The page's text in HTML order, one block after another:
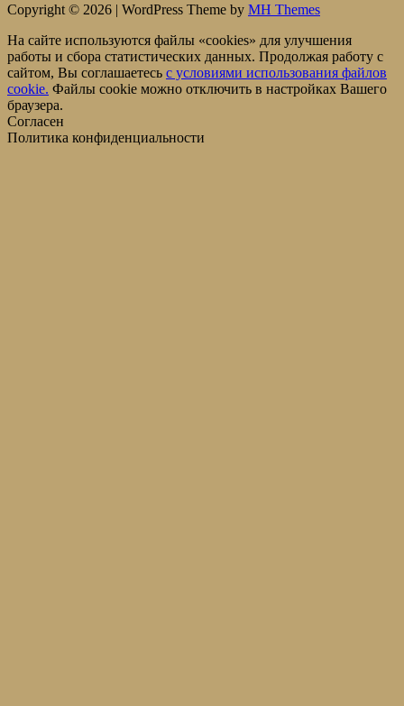
Copyright © 2026 | WordPress Theme by MH Themes
На сайте используются файлы «cookies» для улучшения
работы и сбора статистических данных. Продолжая работу с
сайтом, Вы соглашаетесь c условиями использования файлов
cookie. Файлы cookie можно отключить в настройках Вашего
браузера.
Согласен
Политика конфиденциальности